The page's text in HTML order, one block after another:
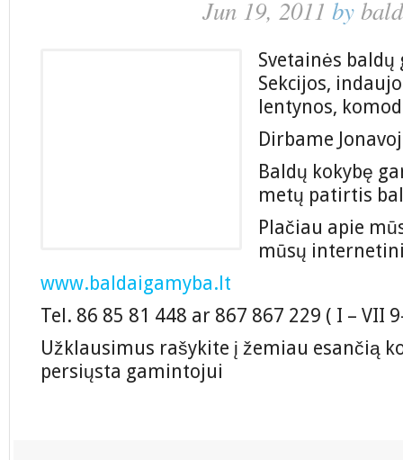
Jun 19, 2011 by
Svetainės
Sekcijos,
lentynos,
Dirbame
Baldų kokybę
metų patirtis
Plačiau apie
mūsų
www.baldaigamyba.lt
Tel. 86 85 81 448 ar 867 867 229 ( I – VII
Užklausimus rašykite į žemiau esančią
persiųsta gamintojui